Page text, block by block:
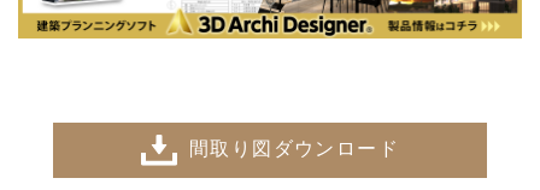
間取り図ダウンロード